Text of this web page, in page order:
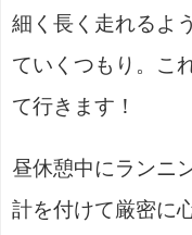
細く長く走れるよ
ていくつもり。こ
て行きます！
昼休憩中にランニ
計を付けて厳密に